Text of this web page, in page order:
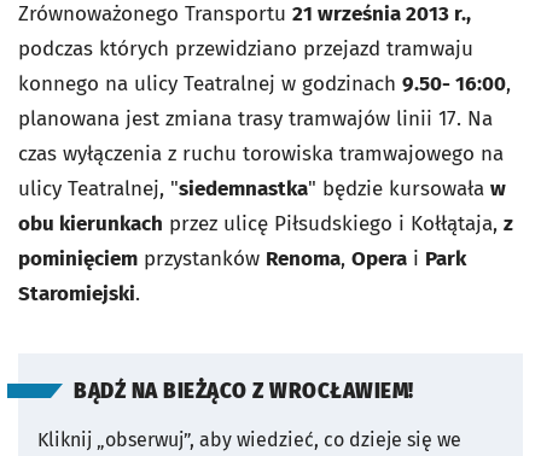
Zrównoważonego Transportu 21 września 2013 r.,
podczas których przewidziano przejazd tramwaju
konnego na ulicy Teatralnej w godzinach 9.50- 16:00,
planowana jest zmiana trasy tramwajów linii 17. Na
czas wyłączenia z ruchu torowiska tramwajowego na
ulicy Teatralnej, "siedemnastka" będzie kursowała w
obu kierunkach przez ulicę Piłsudskiego i Kołłątaja, z
pominięciem przystanków Renoma, Opera i Park
Staromiejski.
BĄDŹ NA BIEŻĄCO Z WROCŁAWIEM!
Kliknij „obserwuj”, aby wiedzieć, co dzieje się we